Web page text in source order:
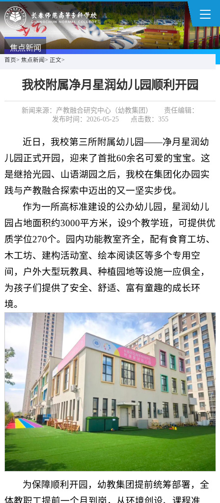
首页> 焦点新闻 > 正文>
焦点新闻
我校附属净月星润幼儿园顺利开园
新闻来源：产教融合研究中心（幼教集团）
责任编辑：
发布时间：2026-05-25
点击数： 355
近日，我校第三所附属幼儿园——净月星润幼
儿园正式开园，迎来了首批60余名可爱的宝宝。这
是继拾光园、山语湖园之后，我校在集团化办园实
践与产教融合探索中迈出的又一坚实步伐。
作为一所高标准建设的公办幼儿园，星润幼儿
园占地面积约3000平方米，设9个教学班，可提供优
质学位270个。园内功能教室齐全，配有食育工坊、
木工坊、建构活动室、绘本阅读区等多个专用空
间，户外大型玩教具、种植园地等设施一应俱全，
为孩子们提供了安全、舒适、富有童趣的成长环
境。
为保障顺利开园，幼教集团提前统筹部署，全